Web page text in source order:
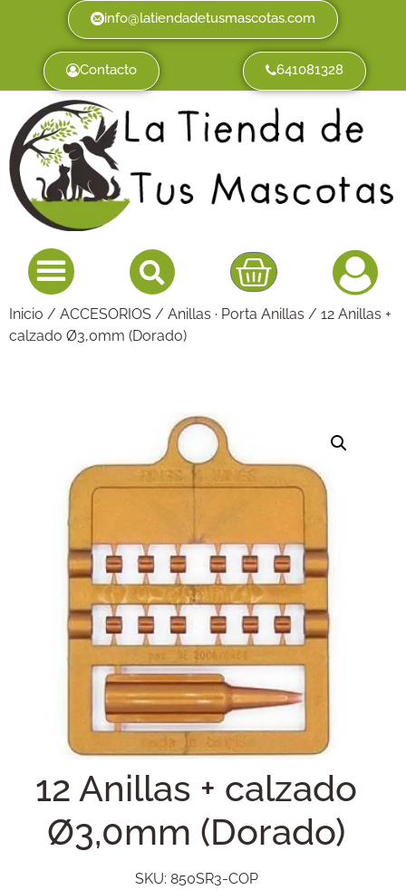
info@latiendadetusmascotas.com
Contacto 641081328
Inicio / ACCESORIOS / Anillas · Porta Anillas / 12 Anillas +
calzado Ø3,0mm (Dorado)
12 Anillas + calzado
Ø3,0mm (Dorado)
SKU: 850SR3-COP